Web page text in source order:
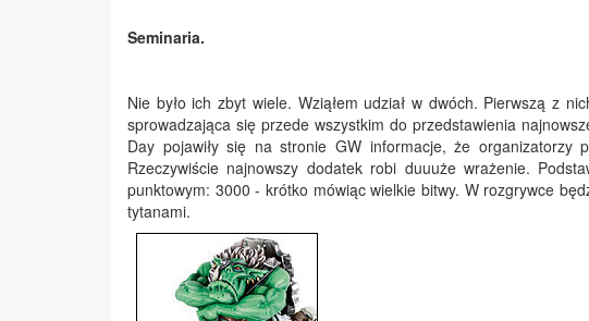
Seminaria.
Nie było ich zbyt wiele. Wziąłem udział w dwóch. Pierwszą z
sprowadzająca się przede wszystkim do przedstawienia
Day pojawiły się na stronie GW informacje, że organizatorzy
Rzeczywiście najnowszy dodatek robi duuuże wrażenie.
punktowym: 3000 - krótko mówiąc wielkie bitwy. W rozgrywce
tytanami.